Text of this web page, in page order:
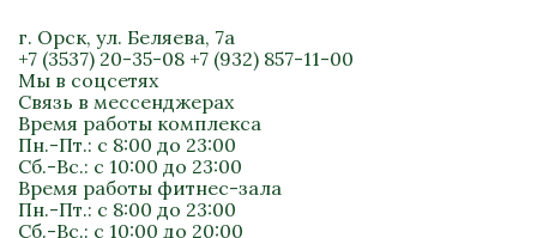
г. Орск, ул. Беляева, 7а
+7 (3537) 20-35-08 +7 (932) 857-11-00
Мы в соцсетях
Связь в мессенджерах
Время работы комплекса
Пн.-Пт.: с 8:00 до 23:00
Сб.-Вс.: с 10:00 до 23:00
Время работы фитнес-зала
Пн.-Пт.: с 8:00 до 23:00
Сб.-Вс.: с 10:00 до 20:00